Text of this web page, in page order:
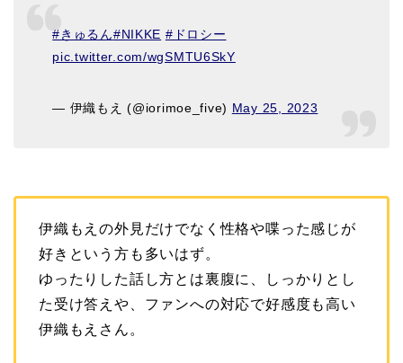
#きゅるん#NIKKE #ドロシー
pic.twitter.com/wgSMTU6SkY
— 伊織もえ (@iorimoe_five) May 25, 2023
伊織もえの外見だけでなく性格や喋った感じが
好きという方も多いはず。
ゆったりした話し方とは裏腹に、しっかりとし
た受け答えや、ファンへの対応で好感度も高い
伊織もえさん。